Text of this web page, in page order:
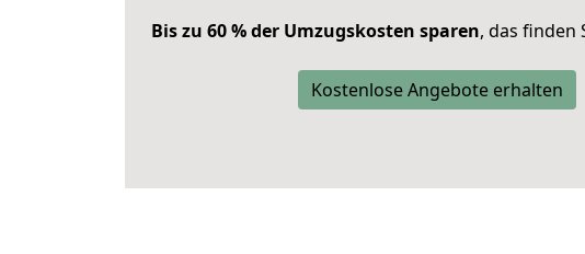
Bis zu 60 % der Umzugskosten sparen, das finden
Kostenlose Angebote erhalten